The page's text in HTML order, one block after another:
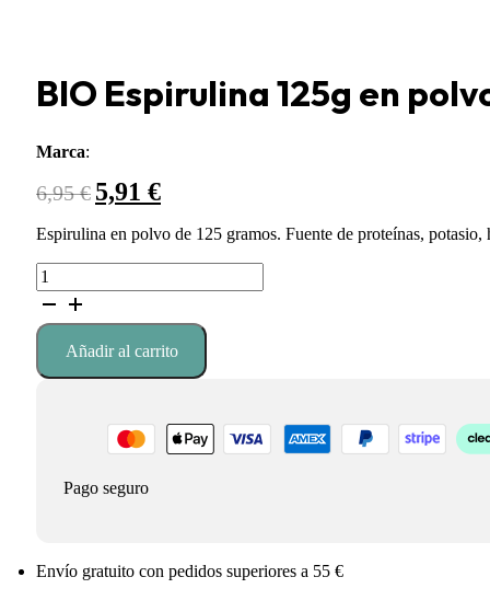
BIO Espirulina 125g en
Marca:
6,95€ El
precio
original
5,91 €El
precio
actual
Espirulina en polvo de 125 gramos. Fuente de proteínas,
BIO
Espirulina
en
polvo
cantidad
Añadir al carrito
Pago seguro
Envío gratuito con pedidos superiores a 55 €